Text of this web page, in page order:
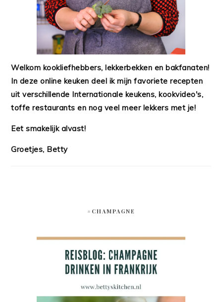
Welkom kookliefhebbers, lekkerbekken en bakfanaten!
In deze online keuken deel ik mijn favoriete recepten
uit verschillende Internationale keukens, kookvideo's,
toffe restaurants en nog veel meer lekkers met je!
Eet smakelijk alvast!
Groetjes, Betty
#CHAMPAGNE